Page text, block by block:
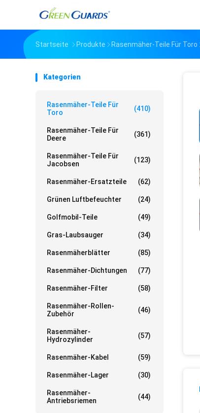
Startseite Produkte Rasenmäher-Teile Für Toro
Kategorien
Rasenmäher-Teile Für
Toro
(410)
Rasenmäher-Teile Für
Deere
(361)
Rasenmäher-Teile Für
Jacobsen
(123)
Rasenmäher-Ersatzteile (62)
Grünen Luftbefeuchter (24)
Golfmobil-Teile (49)
Gras-Laubsauger (34)
Rasenmäherblätter (85)
Rasenmäher-Dichtungen (77)
Rasenmäher-Filter (58)
Rasenmäher-Rollen-
Zubehör
(46)
Rasenmäher-
Hydrozylinder
(57)
Rasenmäher-Kabel (59)
Rasenmäher-Lager (30)
Rasenmäher-
Antriebsriemen
(44)